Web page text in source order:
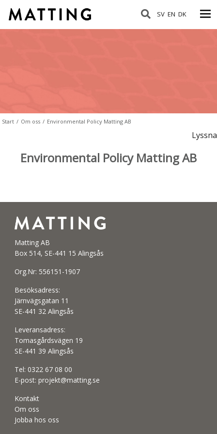
SV EN DK
Start / Om oss / Environmental Policy Matting AB
Lyssna
Environmental Policy Matting AB
Matting AB
Box 514, SE-441 15 Alingsås
Org.Nr: 556151-1907
Besöksadress:
Järnvägsgatan 11
SE-441 32 Alingsås
Leveransadress:
Tomasgårdsvägen 19
SE-441 39 Alingsås
Tel: 0322 67 08 00
E-post: projekt@matting.se
Kontakt
Om oss
Jobba hos oss